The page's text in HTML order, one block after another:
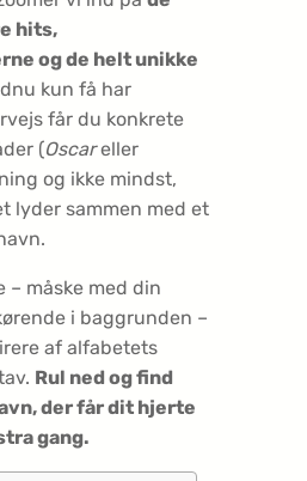
hits,
og de helt unikke
kun få har
får du konkrete
(Oscareller
og ikke mindst,
lyder sammen med et
måske med din
i baggrunden –
af alfabetets
Rul ned og find
der får dit hjerte
gang.